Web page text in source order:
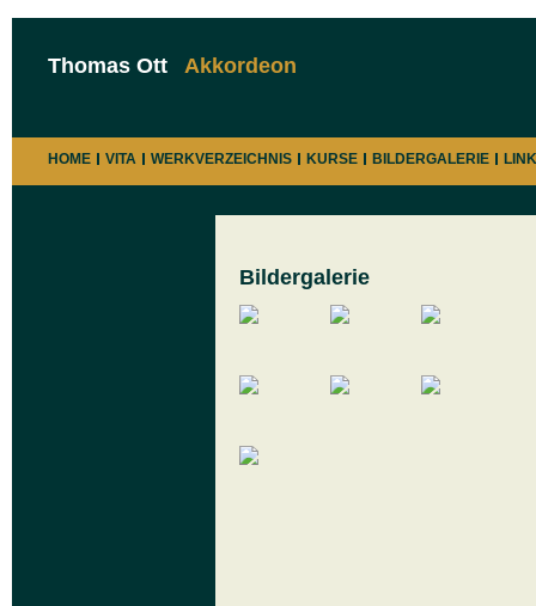
Thomas Ott Akkordeon
HOME VITA WERKVERZEICHNIS KURSE BILDERGALERIE
Bildergalerie